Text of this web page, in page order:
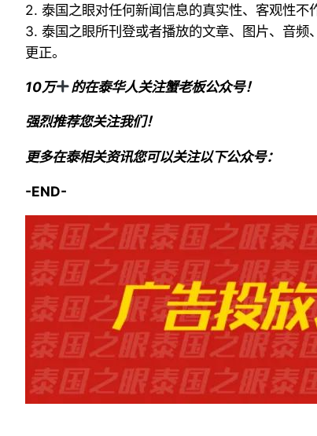
2. 泰国之眼对任何新闻信息的真实性、客观性不
3. 泰国之眼所刊登或者播放的文章、图片、音
更正。
10万 的在泰华人关注蟹老板公众号！
强烈推荐您关注我们！
更多在泰相关资讯您可以关注以下公众号：
-END-